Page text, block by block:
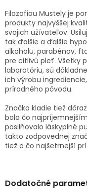
Filozofiou Mustely je
produkty najvyššej
svojich užívateľov.
tak ďalšie a ďalšie
alkoholu, parabénov,
pre citlivú pleť. Všetky
laboratóriu, sú
ich výrobu
prírodného pôvodu.
Značka kladie tiež
bolo čo
posilňovalo láskyplné
takto zodpovednej
tiež o čo najšetrnejší
Dodatočné